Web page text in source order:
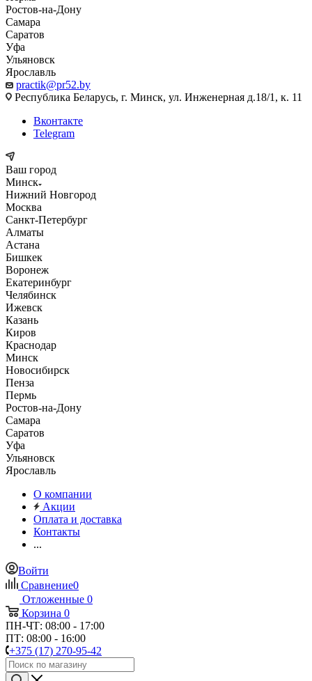
Ростов-на-Дону
Самара
Саратов
Уфа
Ульяновск
Ярославль
practik@pr52.by
Республика Беларусь, г. Минск, ул. Инженерная д.18/1, к. 11
Вконтакте
Telegram
Ваш город
Минск
Нижний Новгород
Москва
Санкт-Петербург
Алматы
Астана
Бишкек
Воронеж
Екатеринбург
Челябинск
Ижевск
Казань
Киров
Краснодар
Минск
Новосибирск
Пенза
Пермь
Ростов-на-Дону
Самара
Саратов
Уфа
Ульяновск
Ярославль
О компании
Акции
Оплата и доставка
Контакты
...
Войти
Сравнение0
Отложенные 0
Корзина 0
ПН-ЧТ: 08:00 - 17:00
ПТ: 08:00 - 16:00
+375 (17) 270-95-42